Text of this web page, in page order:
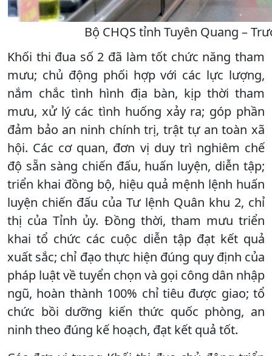
Bộ CHQS tỉnh Tuyên Quang –
Khối thi đua số 2 đã làm tốt chức năng tham
mưu; chủ động phối hợp với các lực lượng,
nắm chắc tình hình địa bàn, kịp thời tham
mưu, xử lý các tình huống xảy ra; góp phần
đảm bảo an ninh chính trị, trật tự an toàn xã
hội. Các cơ quan, đơn vị duy trì nghiêm chế
độ sẵn sàng chiến đấu, huấn luyện, diễn tập;
triển khai đồng bộ, hiệu quả mệnh lệnh huấn
luyện chiến đấu của Tư lệnh Quân khu 2, chỉ
thị của Tỉnh ủy. Đồng thời, tham mưu triển
khai tổ chức các cuộc diễn tập đạt kết quả
xuất sắc; chỉ đạo thực hiện đúng quy định của
pháp luật về tuyển chọn và gọi công dân nhập
ngũ, hoàn thành 100% chỉ tiêu được giao; tổ
chức bồi dưỡng kiến thức quốc phòng, an
ninh theo đúng kế hoạch, đạt kết quả tốt.